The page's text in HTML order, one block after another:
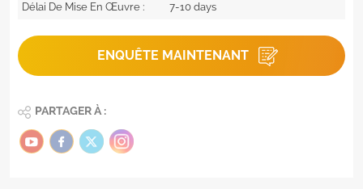
Délai De Mise En Œuvre :
7-10 days
ENQUÊTE MAINTENANT
PARTAGER À :